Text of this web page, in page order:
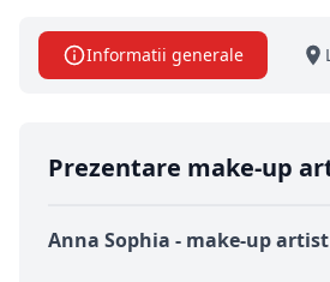
Informatii generale
Prezentare make-up
Anna Sophia - make-up